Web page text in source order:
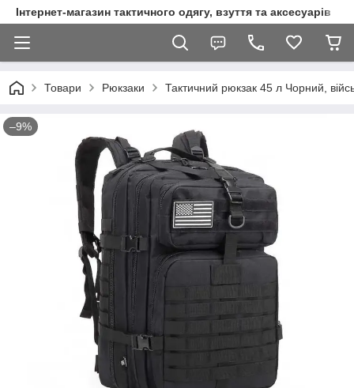
Інтернет-магазин тактичного одягу, взуття та аксесуарів
Товари Рюкзаки Тактичний рюкзак 45 л Чорний,
–9%